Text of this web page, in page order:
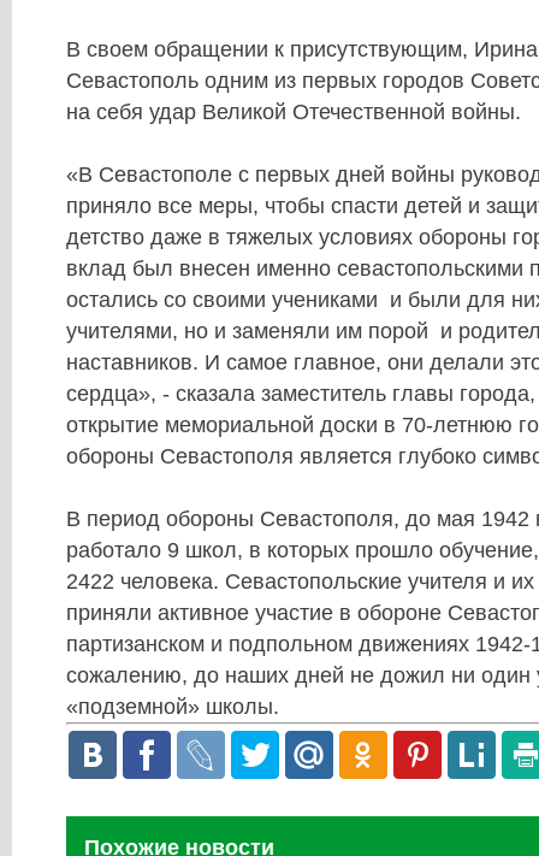
В своем обращении к присутствующим,
Севастополь одним из первых городов
на себя удар Великой Отечественной войны.
«В Севастополе с первых дней войны
приняло все меры, чтобы спасти детей и
детство даже в тяжелых условиях обороны
вклад был внесен именно севастопольскими
остались со своими учениками и были для
учителями, но и заменяли им порой и
наставников. И самое главное, они делали
сердца», - сказала заместитель главы
открытие мемориальной доски в 70-летнюю
обороны Севастополя является глубоко
В период обороны Севастополя, до мая 1942
работало 9 школ, в которых прошло
2422 человека. Севастопольские учителя и
приняли активное участие в обороне
партизанском и подпольном движениях 1942-
сожалению, до наших дней не дожил ни один
«подземной» школы.
Похожие новости